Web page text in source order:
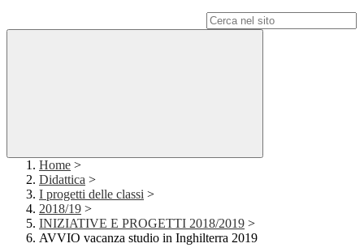
Home >
Didattica >
I progetti delle classi >
2018/19 >
INIZIATIVE E PROGETTI 2018/2019 >
AVVIO vacanza studio in Inghilterra 2019